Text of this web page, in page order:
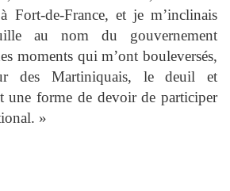
Fort-de-France, et je m’inclinais
au nom du gouvernement
moments qui m’ont bouleversés,
des Martiniquais, le deuil et
une forme de devoir de participer
»